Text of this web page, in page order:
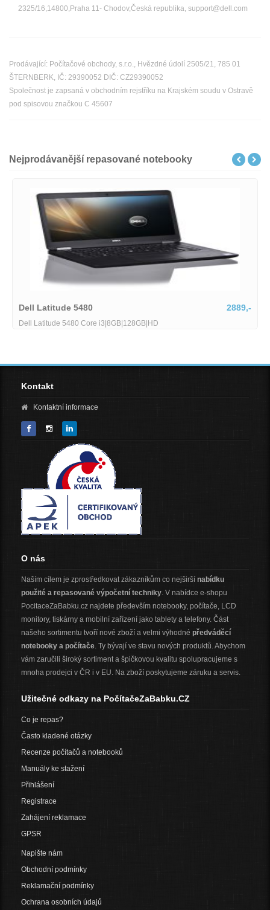
2325/16,14800,Praha 11- Chodov,Česká republika, support@dell.com
Prodávající: Počítačové obchody, s.r.o., Hvězdné údolí 2505/21, 785 01
ŠTERNBERK, IČ: 29390052 DIČ: CZ29390052
Společnost je zapsaná v obchodním rejstříku na Krajském soudu v Ostravě
pod spisovou značkou C 45607
Nejprodávanější repasované notebooky
Dell Latitude 5480 2889,-
Dell Latitude 5480 Core i3|8GB|128GB|HD
Kontakt
Kontaktní informace
O nás
Naším cílem je zprostředkovat zákazníkům co nejširší nabídku
použité a repasované výpočetní techniky. V nabídce e-shopu
PocitaceZaBabku.cz najdete především notebooky, počítače, LCD
monitory, tiskárny a mobilní zařízení jako tablety a telefony. Část
našeho sortimentu tvoří nové zboží a velmi výhodné předváděcí
notebooky a počítače. Ty bývají ve stavu nových produktů. Abychom
vám zaručili široký sortiment a špičkovou kvalitu spolupracujeme s
mnoha prodejci v ČR i v EU. Na zboží poskytujeme záruku a servis.
Užitečné odkazy na PočítačeZaBabku.CZ
Co je repas?
Často kladené otázky
Recenze počítačů a notebooků
Manuály ke stažení
Přihlášení
Registrace
Zahájení reklamace
GPSR
Napište nám
Obchodní podmínky
Reklamační podmínky
Ochrana osobních údajů